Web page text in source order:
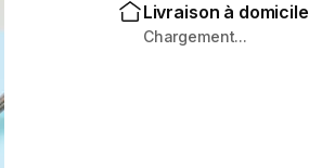
Livraison à domicile
Chargement...